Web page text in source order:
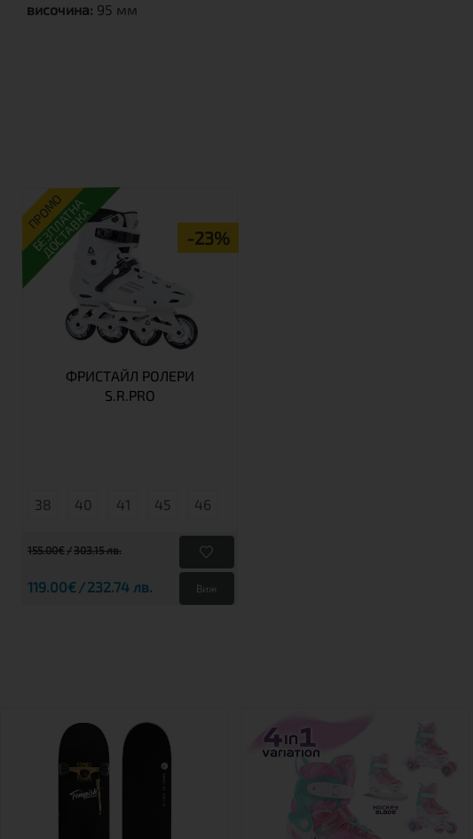
височина: 95 мм
ПРОМО
-23%
БЕЗПЛАТНА
ДОСТАВКА
ФРИСТАЙЛ РОЛЕРИ
S.R.PRO
38 40 41 45 46
155.00€ 303.15 лв.
119.00€ 232.74 лв. Виж